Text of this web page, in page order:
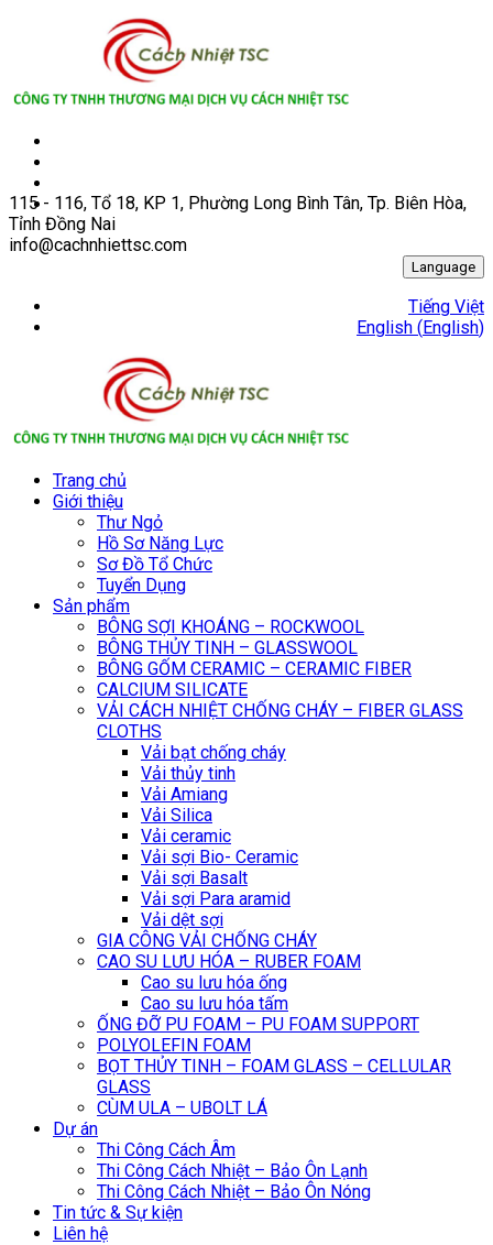
115 - 116, Tổ 18, KP 1, Phường Long Bình Tân, Tp. Biên Hòa,
Tỉnh Đồng Nai
info@cachnhiettsc.com
Language
Tiếng Việt
English (English)
Trang chủ
Giới thiệu
Thư Ngỏ
Hồ Sơ Năng Lực
Sơ Đồ Tổ Chức
Tuyển Dụng
Sản phẩm
BÔNG SỢI KHOÁNG – ROCKWOOL
BÔNG THỦY TINH – GLASSWOOL
BÔNG GỐM CERAMIC – CERAMIC FIBER
CALCIUM SILICATE
VẢI CÁCH NHIỆT CHỐNG CHÁY – FIBER GLASS
CLOTHS
Vải bạt chống cháy
Vải thủy tinh
Vải Amiang
Vải Silica
Vải ceramic
Vải sợi Bio- Ceramic
Vải sợi Basalt
Vải sợi Para aramid
Vải dệt sợi
GIA CÔNG VẢI CHỐNG CHÁY
CAO SU LƯU HÓA – RUBER FOAM
Cao su lưu hóa ống
Cao su lưu hóa tấm
ỐNG ĐỠ PU FOAM – PU FOAM SUPPORT
POLYOLEFIN FOAM
BỌT THỦY TINH – FOAM GLASS – CELLULAR
GLASS
CÙM ULA – UBOLT LÁ
Dự án
Thi Công Cách Âm
Thi Công Cách Nhiệt – Bảo Ôn Lạnh
Thi Công Cách Nhiệt – Bảo Ôn Nóng
Tin tức & Sự kiện
Liên hệ